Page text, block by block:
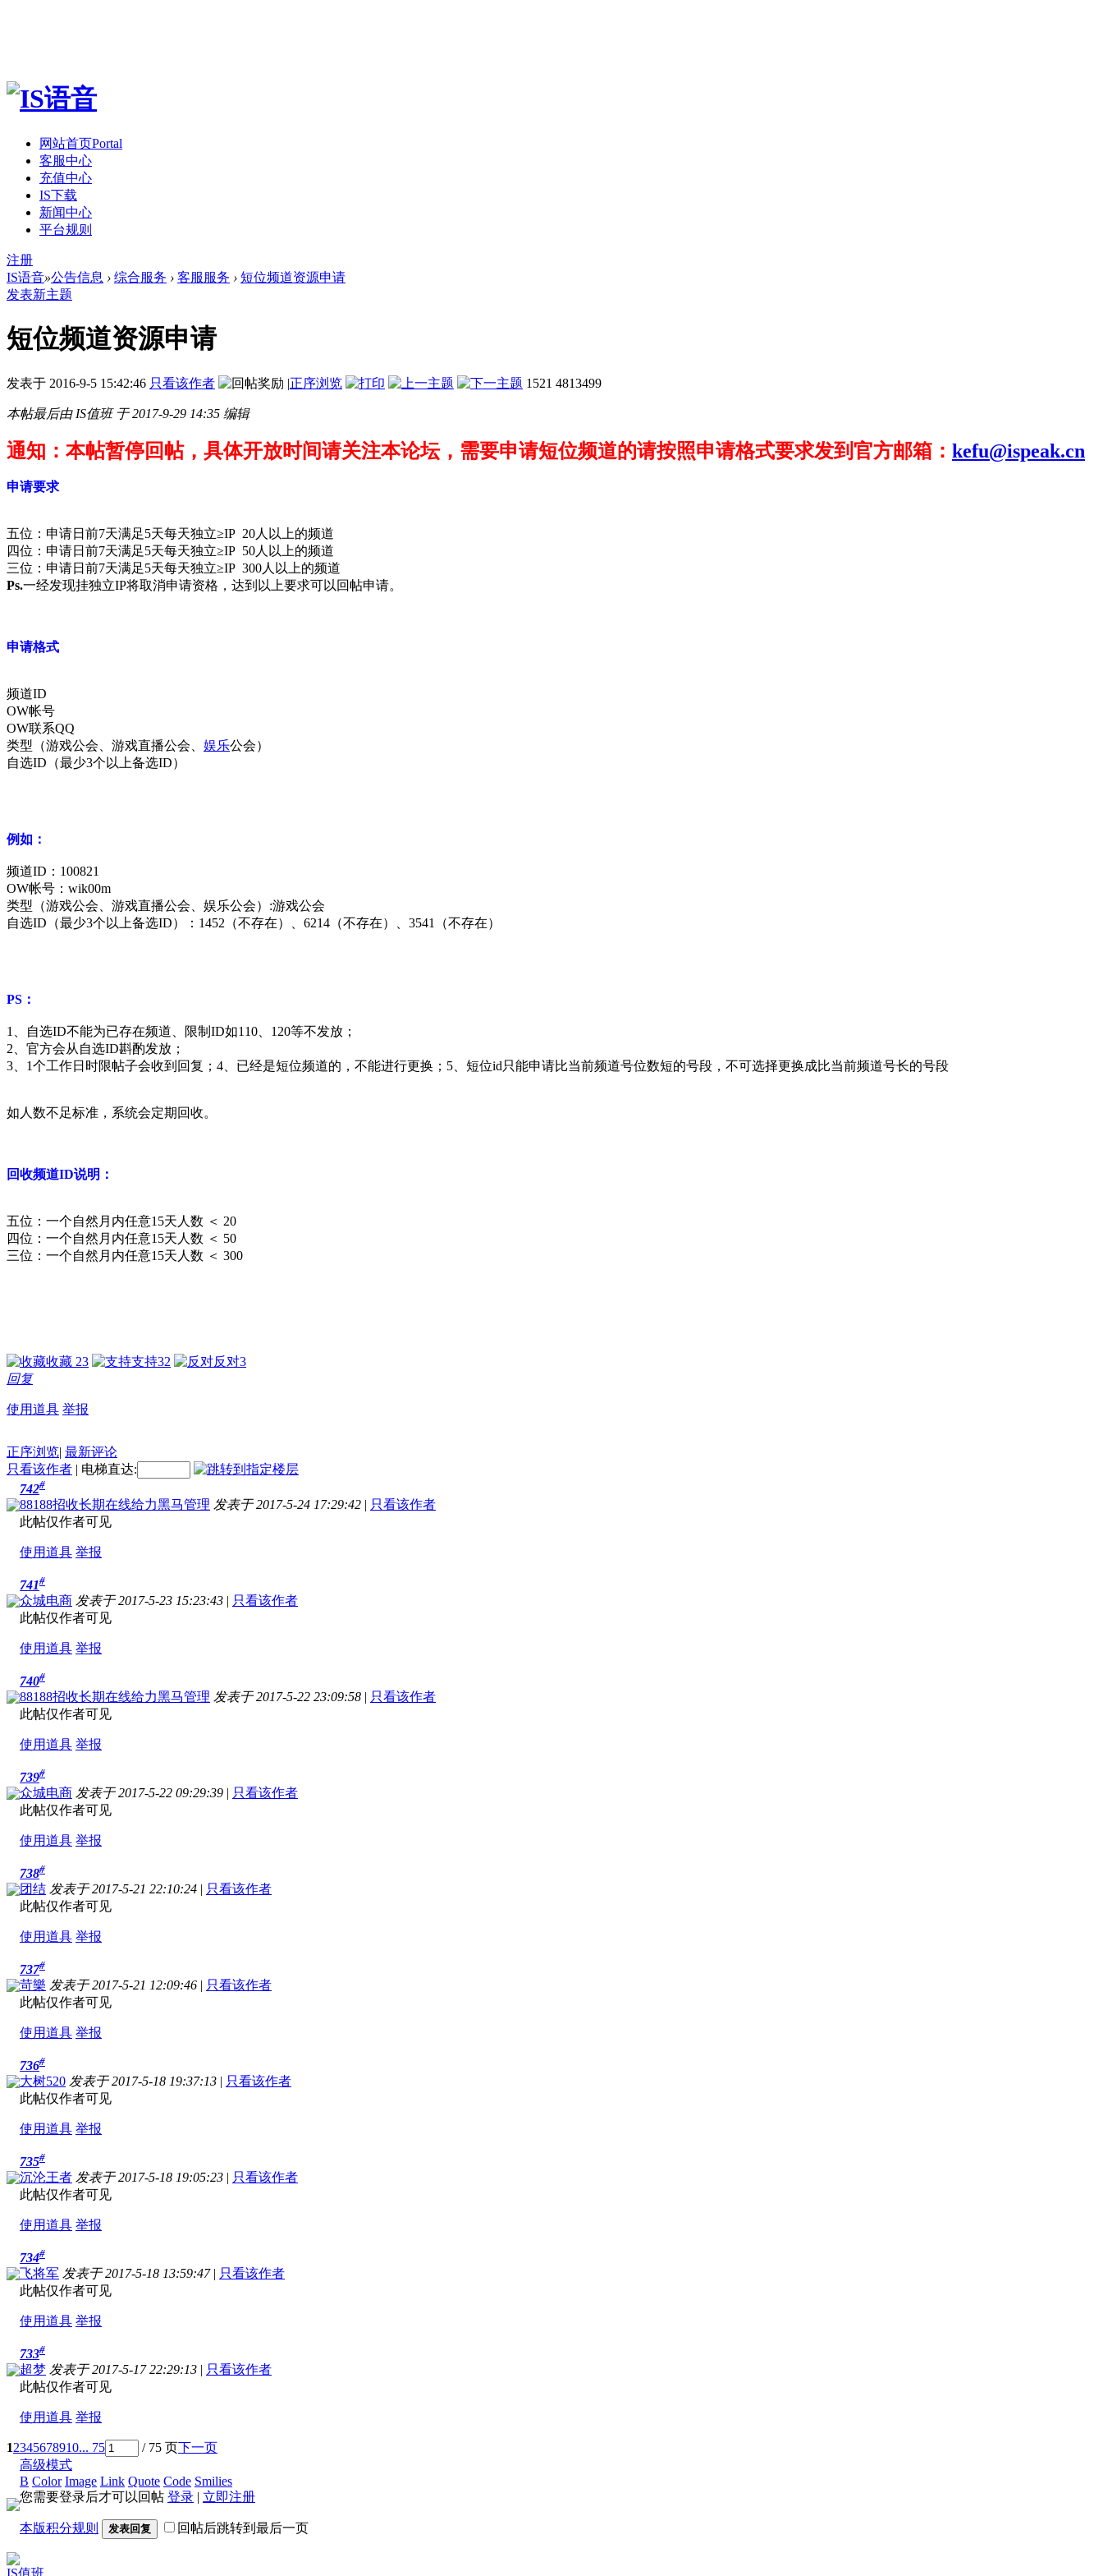
网站首页Portal
客服中心
充值中心
IS下载
新闻中心
平台规则
注册
IS语音»公告信息 › 综合服务 › 客服服务 › 短位频道资源申请
发表新主题
短位频道资源申请
发表于 2016-9-5 15:42:46 只看该作者 |正序浏览 1521 4813499
本帖最后由 IS值班 于 2017-9-29 14:35 编辑
通知：本帖暂停回帖，具体开放时间请关注本论坛，需要申请短位频道的请按照申请格式要求发到官方邮箱： kefu@ispeak.cn
申请要求
五位：申请日前7天满足5天每天独立≥IP 20人以上的频道
四位：申请日前7天满足5天每天独立≥IP 50人以上的频道
三位：申请日前7天满足5天每天独立≥IP 300人以上的频道
Ps.一经发现挂独立IP将取消申请资格，达到以上要求可以回帖申请。
申请格式
频道ID
OW帐号
OW联系QQ
类型（游戏公会、游戏直播公会、 娱乐公会）
自选ID（最少3个以上备选ID）
例如：
频道ID：100821
OW帐号：wik00m
类型（游戏公会、游戏直播公会、娱乐公会）:游戏公会
自选ID（最少3个以上备选ID）：1452（不存在）、6214（不存在）、3541（不存在）
PS：
1、自选ID不能为已存在频道、限制ID如110、120等不发放；
2、官方会从自选ID斟酌发放；
3、1个工作日时限帖子会收到回复； 4、已经是短位频道的，不能进行更换； 5、短位id只能申请比当前频道号位数短的号段，不可选择更换成比当前频道号长的号段
如人数不足标准，系统会定期回收。
回收频道ID说明：
五位：一个自然月内任意15天人数 ＜ 20
四位：一个自然月内任意15天人数 ＜ 50
三位：一个自然月内任意15天人数 ＜ 300
收藏 23 支持32 反对3
回复
使用道具 举报
正序浏览| 最新评论
只看该作者 | 电梯直达:
742#
88188招收长期在线给力黑马管理 发表于 2017-5-24 17:29:42 | 只看该作者
此帖仅作者可见
使用道具 举报
741#
众城电商 发表于 2017-5-23 15:23:43 | 只看该作者
此帖仅作者可见
使用道具 举报
740#
88188招收长期在线给力黑马管理 发表于 2017-5-22 23:09:58 | 只看该作者
此帖仅作者可见
使用道具 举报
739#
众城电商 发表于 2017-5-22 09:29:39 | 只看该作者
此帖仅作者可见
使用道具 举报
738#
团结 发表于 2017-5-21 22:10:24 | 只看该作者
此帖仅作者可见
使用道具 举报
737#
苛樂 发表于 2017-5-21 12:09:46 | 只看该作者
此帖仅作者可见
使用道具 举报
736#
大树520 发表于 2017-5-18 19:37:13 | 只看该作者
此帖仅作者可见
使用道具 举报
735#
沉沦王者 发表于 2017-5-18 19:05:23 | 只看该作者
此帖仅作者可见
使用道具 举报
734#
飞将军 发表于 2017-5-18 13:59:47 | 只看该作者
此帖仅作者可见
使用道具 举报
733#
超梦 发表于 2017-5-17 22:29:13 | 只看该作者
此帖仅作者可见
使用道具 举报
12345678910... 75 / 75 页下一页
高级模式
B Color Image Link Quote Code Smilies
您需要登录后才可以回帖 登录 | 立即注册
本版积分规则 发表回复 回帖后跳转到最后一页
IS值班